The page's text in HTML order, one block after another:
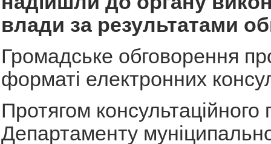
влади за результатами
Громадське обговорення
форматі електронних
Протягом консультаційного
Департаменту